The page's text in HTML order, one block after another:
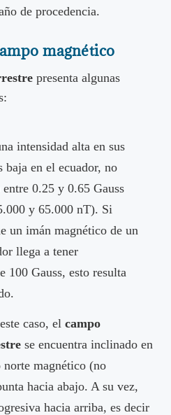
de procedencia.
magnético
presenta algunas
intensidad alta en sus
baja en el ecuador, no
0.25 y 0.65 Gauss
y 65.000 nT). Si
un imán magnético de un
llega a tener
100 Gauss, esto resulta
caso, elcampo
se encuentra inclinado en
magnético (no
hacia abajo. A su vez,
hacia arriba, es decir